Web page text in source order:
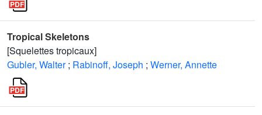
Tropical Skeletons
[Squelettes tropicaux]
Gubler, Walter ; Rabinoff, Joseph ; Werner, Annette